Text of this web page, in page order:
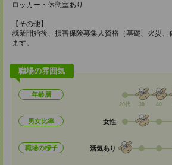
ロッカー・休憩室あり
【その他】
就業開始後、損害保険募集人資格（基礎、火災、
ます。
職場の雰囲気
年齢層
20代 30 40
男女比率 女性
職場の様子 活気あり